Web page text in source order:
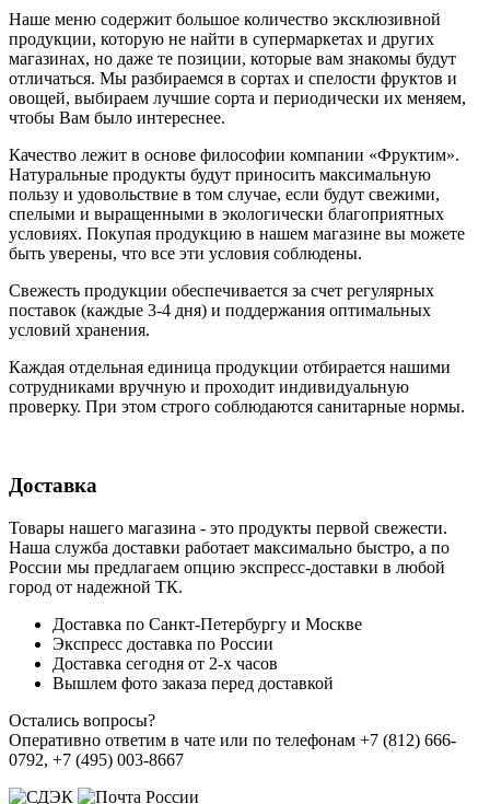
Наше меню содержит большое количество эксклюзивной
продукции, которую не найти в супермаркетах и других
магазинах, но даже те позиции, которые вам знакомы будут
отличаться. Мы разбираемся в сортах и спелости фруктов и
овощей, выбираем лучшие сорта и периодически их меняем,
чтобы Вам было интереснее.
Качество лежит в основе философии компании «Фруктим».
Натуральные продукты будут приносить максимальную
пользу и удовольствие в том случае, если будут свежими,
cпелыми и выращенными в экологически благоприятных
условиях. Покупая продукцию в нашем магазине вы можете
быть уверены, что все эти условия соблюдены.
Свежесть продукции обеспечивается за счет регулярных
поставок (каждые 3-4 дня) и поддержания оптимальных
условий хранения.
Каждая отдельная единица продукции отбирается нашими
сотрудниками вручную и проходит индивидуальную
проверку. При этом строго соблюдаются санитарные нормы.
Доставка
Товары нашего магазина - это продукты первой свежести.
Наша служба доставки работает максимально быстро, а по
России мы предлагаем опцию экспресс-доставки в любой
город от надежной ТК.
Доставка по Санкт-Петербургу и Москве
Экспресс доставка по России
Доставка сегодня от 2-х часов
Вышлем фото заказа перед доставкой
Остались вопросы?
Оперативно ответим в чате или по телефонам +7 (812) 666-
0792, +7 (495) 003-8667